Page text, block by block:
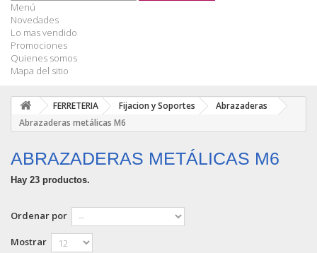
Menú
Novedades
Lo mas vendido
Promociones
Quienes somos
Mapa del sitio
FERRETERIA Fijacion y Soportes
Abrazaderas
Abrazaderas metálicas M6
ABRAZADERAS METÁLICAS M6
Hay 23 productos.
Ordenar por
Mostrar